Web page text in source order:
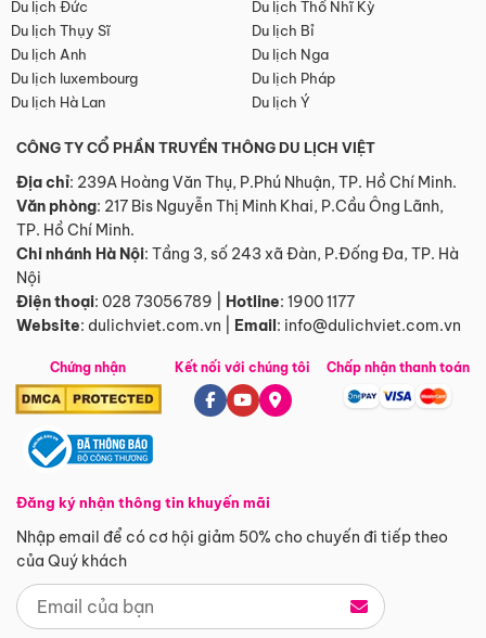
Du lịch Đức
Du lịch Thổ Nhĩ Kỳ
Du lịch Thụy Sĩ
Du lịch Bỉ
Du lịch Anh
Du lịch Nga
Du lịch luxembourg
Du lịch Pháp
Du lịch Hà Lan
Du lịch Ý
CÔNG TY CỔ PHẦN TRUYỀN THÔNG DU LỊCH VIỆT
Địa chỉ: 239A Hoàng Văn Thụ, P.Phú Nhuận, TP. Hồ Chí Minh.
Văn phòng: 217 Bis Nguyễn Thị Minh Khai, P.Cầu Ông Lãnh,
TP. Hồ Chí Minh.
Chi nhánh Hà Nội: Tầng 3, số 243 xã Đàn, P.Đống Đa, TP. Hà
Nội
Điện thoại: 028 73056789 Hotline: 1900 1177
Website: dulichviet.com.vn Email: info@dulichviet.com.vn
Chứng nhận
Đăng ký nhận thông tin khuyến mãi
Nhập email để có cơ hội giảm 50% cho chuyến đi tiếp theo
của Quý khách
Kết nối với chúng tôi Chấp nhận thanh toán